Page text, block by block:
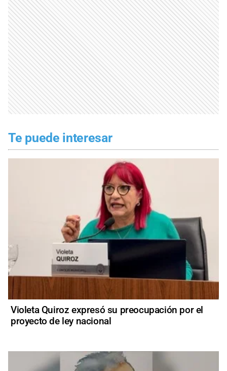
Te puede interesar
Violeta Quiroz expresó su preocupación por el
proyecto de ley nacional